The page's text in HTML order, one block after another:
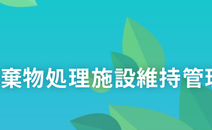
物処理施設維持管